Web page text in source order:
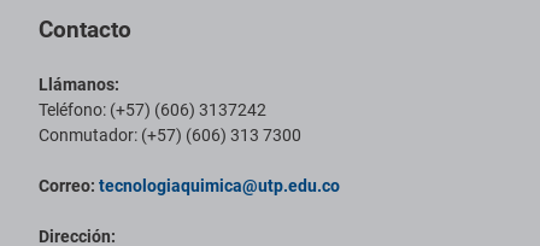
Contacto
Llámanos:
Teléfono: (+57) (606) 3137242
Conmutador: (+57) (606) 313 7300
Correo: tecnologiaquimica@utp.edu.co
Dirección: